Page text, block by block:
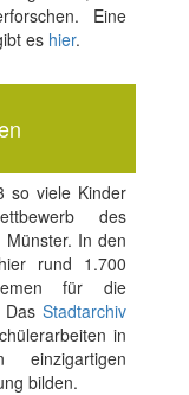
Eine
es hier.
so viele Kinder
des
Münster. In den
rund 1.700
für die
DasStadtarchiv
in
bilden.